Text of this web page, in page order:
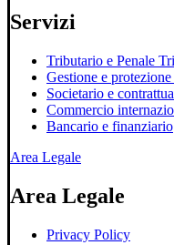
Servizi
Tributario e Penale
Gestione e
Societario e
Commercio
Bancario e finanziario
Area Legale
Area Legale
Privacy Policy